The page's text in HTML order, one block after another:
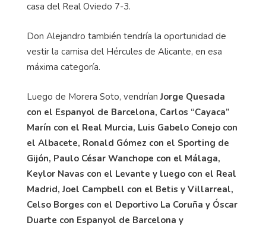
casa del Real Oviedo 7-3.
Don Alejandro también tendría la oportunidad de
vestir la camisa del Hércules de Alicante, en esa
máxima categoría.
Luego de Morera Soto, vendríanJorge Quesada
con el Espanyol de Barcelona, Carlos “Cayaca”
Marín con el Real Murcia, Luis Gabelo Conejo con
el Albacete, Ronald Gómez con el Sporting de
Gijón, Paulo César Wanchope con el Málaga,
Keylor Navas con el Levante y luego con el Real
Madrid, Joel Campbell con el Betis y Villarreal,
Celso Borges con el Deportivo La Coruña y Óscar
Duarte con Espanyol de Barcelona y